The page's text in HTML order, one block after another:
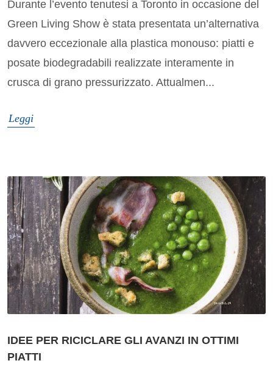
Durante l’evento tenutesi a Toronto in occasione del
Green Living Show è stata presentata un’alternativa
davvero eccezionale alla plastica monouso: piatti e
posate biodegradabili realizzate interamente in
crusca di grano pressurizzato. Attualmen...
Leggi
IDEE PER RICICLARE GLI AVANZI IN OTTIMI
PIATTI